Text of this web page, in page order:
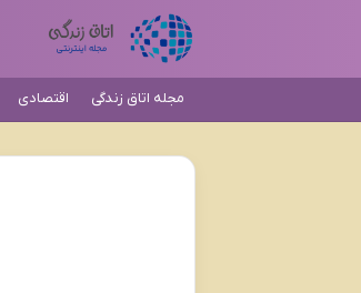
مجله اتاق زندگی اقتصادی